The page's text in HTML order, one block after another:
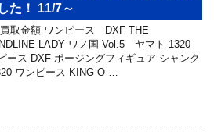
た！ 11/7～
取金額 ワンピース DXF THE
LADY ワノ国 Vol.5 ヤマト 1320
ース DXF ポージングフィギュア シャンク
ワンピース KING O …